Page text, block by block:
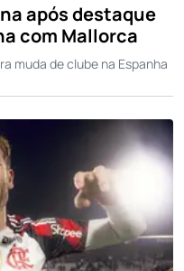
após destaque
com Mallorca
muda de clube na Espanha